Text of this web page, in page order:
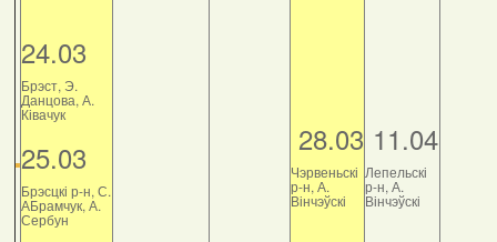
24.03
Брэст, Э.
Данцова, А.
Ківачук
25.03
Брэсцкі р-н, С.
АБрамчук, А.
Сербун
28.03
Чэрвеньскі
р-н, А.
Вінчэўскі
11.04
Лепельскі
р-н, А.
Вінчэўскі